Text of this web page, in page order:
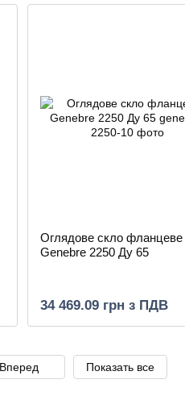
Оглядове скло фланцеве
Genebre 2250 Ду 65
34 469.09 грн з ПДВ
Вперед Показать все